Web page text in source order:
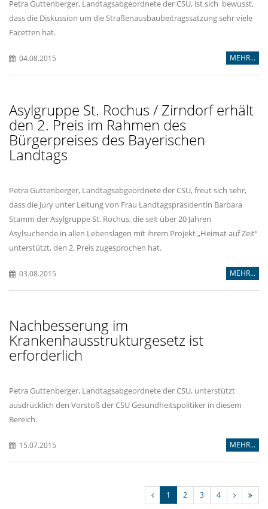
Petra Guttenberger, Landtagsabgeordnete der CSU, ist sich bewusst,
dass die Diskussion um die Straßenausbaubeitragssatzung sehr viele
Facetten hat.
04.08.2015 MEHR...
Asylgruppe St. Rochus / Zirndorf erhält
den 2. Preis im Rahmen des
Bürgerpreises des Bayerischen
Landtags
Petra Guttenberger, Landtagsabgeordnete der CSU, freut sich sehr,
dass die Jury unter Leitung von Frau Landtagspräsidentin Barbara
Stamm der Asylgruppe St. Rochus, die seit über 20 Jahren
Asylsuchende in allen Lebenslagen mit ihrem Projekt „Heimat auf Zeit“
unterstützt, den 2. Preis zugesprochen hat.
03.08.2015 MEHR...
Nachbesserung im
Krankenhausstrukturgesetz ist
erforderlich
Petra Guttenberger, Landtagsabgeordnete der CSU, unterstützt
ausdrücklich den Vorstoß der CSU Gesundheitspolitiker in diesem
Bereich.
15.07.2015 MEHR...
1 2 3 4